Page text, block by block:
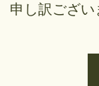
申し訳ござ